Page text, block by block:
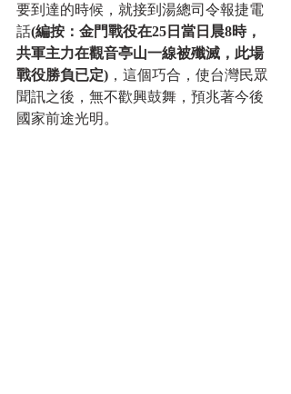
要到達的時候，就接到湯總司令報捷電
話(編按：金門戰役在25日當日晨8時，
共軍主力在觀音亭山一線被殲滅，此場
戰役勝負已定) ，這個巧合，使台灣民眾
聞訊之後，無不歡興鼓舞，預兆著今後
國家前途光明。